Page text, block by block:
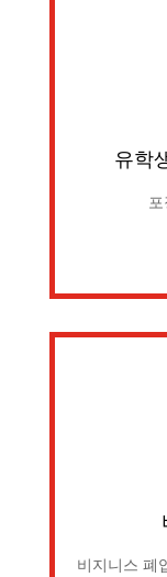
유학
비지니스 폐